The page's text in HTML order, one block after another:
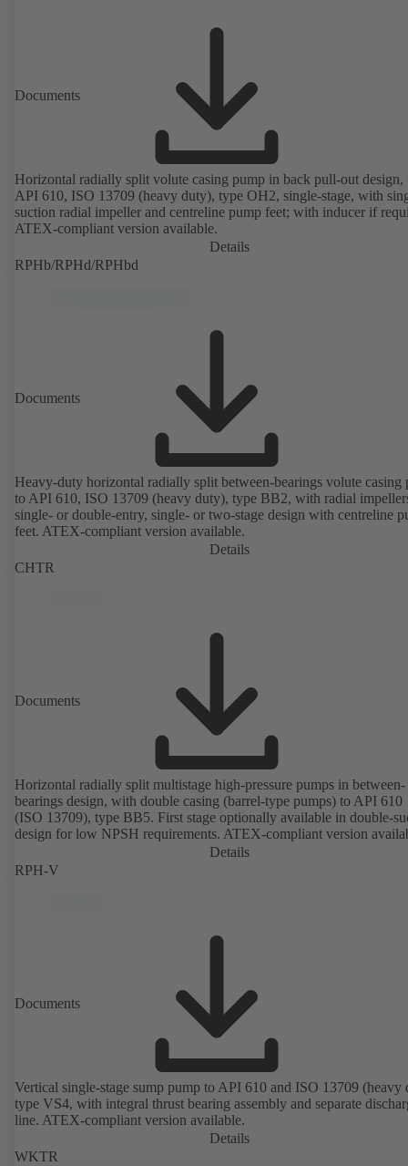
Documents
Horizontal radially split volute casing pump in back pull-out design,
API 610, ISO 13709 (heavy duty), type OH2, single-stage, with
suction radial impeller and centreline pump feet; with inducer if
ATEX-compliant version available.
Details
RPHb/RPHd/RPHbd
Documents
Heavy-duty horizontal radially split between-bearings volute casing
to API 610, ISO 13709 (heavy duty), type BB2, with radial
single- or double-entry, single- or two-stage design with centreline
feet. ATEX-compliant version available.
Details
CHTR
Documents
Horizontal radially split multistage high-pressure pumps in between-
bearings design, with double casing (barrel-type pumps) to API 610
(ISO 13709), type BB5. First stage optionally available in double-
design for low NPSH requirements. ATEX-compliant version
Details
RPH-V
Documents
Vertical single-stage sump pump to API 610 and ISO 13709 (heavy
type VS4, with integral thrust bearing assembly and separate
line. ATEX-compliant version available.
Details
WKTR